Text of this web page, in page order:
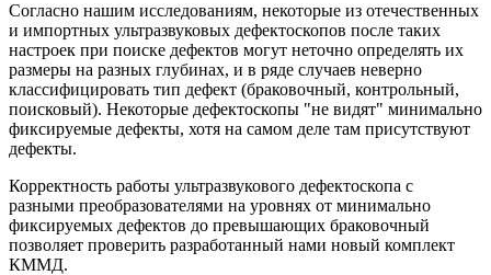
Согласно нашим исследованиям, некоторые из отечественных
и импортных ультразвуковых дефектоскопов после таких
настроек при поиске дефектов могут неточно определять их
размеры на разных глубинах, и в ряде случаев неверно
классифицировать тип дефект (браковочный, контрольный,
поисковый). Некоторые дефектоскопы "не видят" минимально
фиксируемые дефекты, хотя на самом деле там присутствуют
дефекты.
Корректность работы ультразвукового дефектоскопа с
разными преобразователями на уровнях от минимально
фиксируемых дефектов до превышающих браковочный
позволяет проверить разработанный нами новый комплект
КММД.